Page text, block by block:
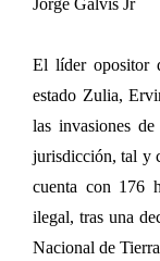
Jorge Galvis Jr
El líder opositor
estado Zulia,
las invasiones
jurisdicción, tal y
cuenta con 176
ilegal, tras una
Nacional de